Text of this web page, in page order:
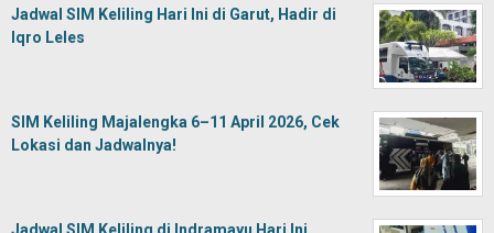
Jadwal SIM Keliling Hari Ini di Garut, Hadir di
Iqro Leles
SIM Keliling Majalengka 6–11 April 2026, Cek
Lokasi dan Jadwalnya!